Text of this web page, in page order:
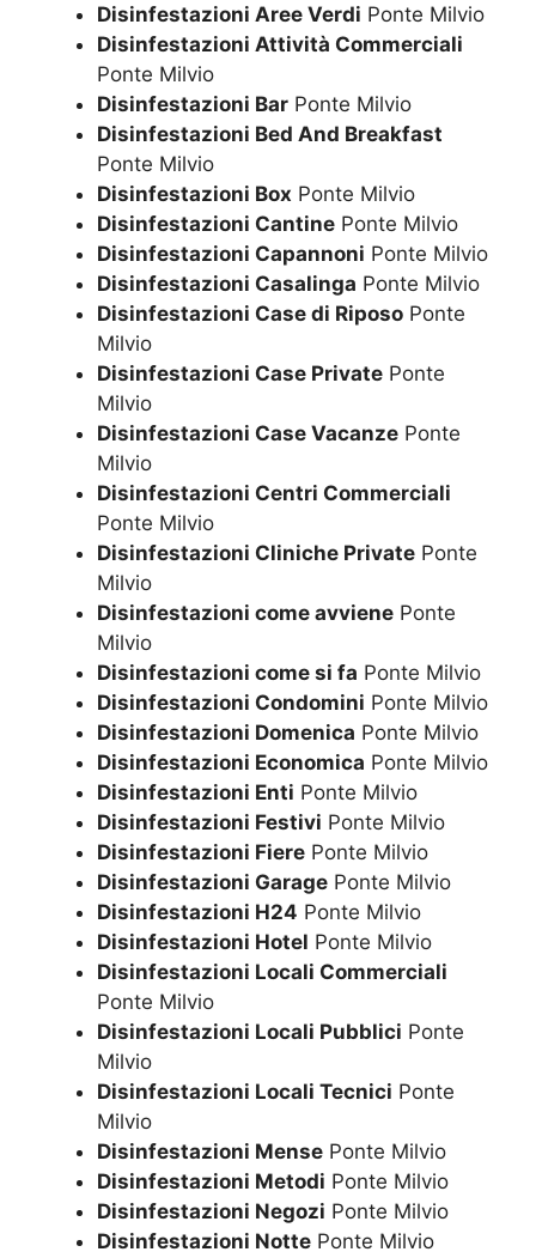
Disinfestazioni Aree Verdi Ponte Milvio
Disinfestazioni Attività Commerciali
Ponte Milvio
Disinfestazioni Bar Ponte Milvio
Disinfestazioni Bed And Breakfast
Ponte Milvio
Disinfestazioni Box Ponte Milvio
Disinfestazioni Cantine Ponte Milvio
Disinfestazioni Capannoni Ponte Milvio
Disinfestazioni Casalinga Ponte Milvio
Disinfestazioni Case di Riposo Ponte
Milvio
Disinfestazioni Case Private Ponte
Milvio
Disinfestazioni Case Vacanze Ponte
Milvio
Disinfestazioni Centri Commerciali
Ponte Milvio
Disinfestazioni Cliniche Private Ponte
Milvio
Disinfestazioni come avviene Ponte
Milvio
Disinfestazioni come si fa Ponte Milvio
Disinfestazioni Condomini Ponte Milvio
Disinfestazioni Domenica Ponte Milvio
Disinfestazioni Economica Ponte Milvio
Disinfestazioni Enti Ponte Milvio
Disinfestazioni Festivi Ponte Milvio
Disinfestazioni Fiere Ponte Milvio
Disinfestazioni Garage Ponte Milvio
Disinfestazioni H24 Ponte Milvio
Disinfestazioni Hotel Ponte Milvio
Disinfestazioni Locali Commerciali
Ponte Milvio
Disinfestazioni Locali Pubblici Ponte
Milvio
Disinfestazioni Locali Tecnici Ponte
Milvio
Disinfestazioni Mense Ponte Milvio
Disinfestazioni Metodi Ponte Milvio
Disinfestazioni Negozi Ponte Milvio
Disinfestazioni Notte Ponte Milvio